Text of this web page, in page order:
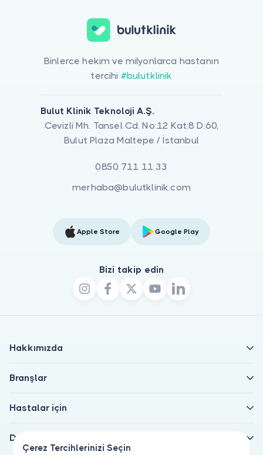
Çerez Tercihlerinizi Seçin
Binlerce hekim ve milyonlarca hastanın
tercihi #bulutklinik
Bulut Klinik Teknoloji A.Ş.
Cevizli Mh. Tansel Cd. No:12 Kat:8 D:60,
Bulut Plaza Maltepe / İstanbul
0850 711 11 33
merhaba@bulutklinik.com
Apple Store Google Play
Bizi takip edin
Hakkımızda
Branşlar
Hastalar için
Doktorlar için